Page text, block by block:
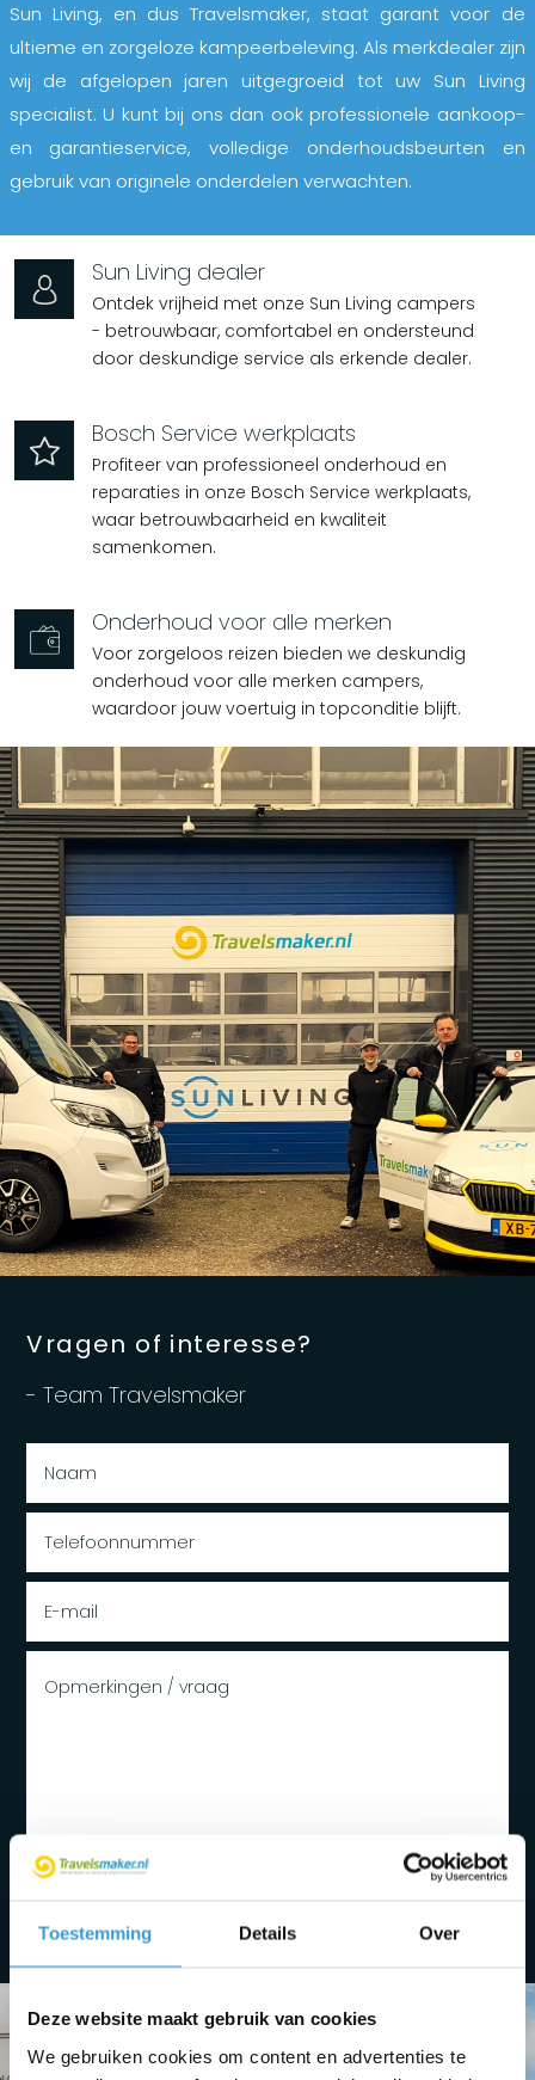
Toestemming Details Over
Deze website maakt gebruik van cookies
We gebruiken cookies om content en advertenties te
Sun Living, en dus Travelsmaker, staat garant voor de
ultieme en zorgeloze kampeerbeleving. Als merkdealer zijn
wij de afgelopen jaren uitgegroeid tot uw Sun Living
specialist. U kunt bij ons dan ook professionele aankoop-
en garantieservice, volledige onderhoudsbeurten en
gebruik van originele onderdelen verwachten.
Sun Living dealer
Ontdek vrijheid met onze Sun Living campers
- betrouwbaar, comfortabel en ondersteund
door deskundige service als erkende dealer.
Bosch Service werkplaats
Profiteer van professioneel onderhoud en
reparaties in onze Bosch Service werkplaats,
waar betrouwbaarheid en kwaliteit
samenkomen.
Onderhoud voor alle merken
Voor zorgeloos reizen bieden we deskundig
onderhoud voor alle merken campers,
waardoor jouw voertuig in topconditie blijft.
Vragen of interesse?
- Team Travelsmaker